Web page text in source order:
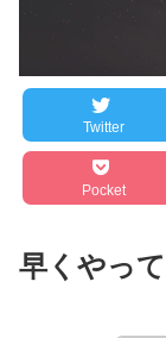
Twitter
Pocket
早くやっ